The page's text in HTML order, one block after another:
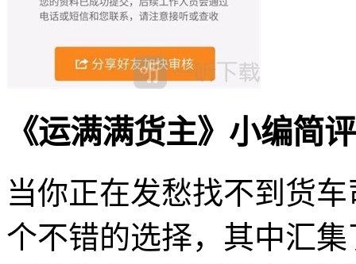
《运满满货主》小编简
当你正在发愁找不到货
个不错的选择，其中汇